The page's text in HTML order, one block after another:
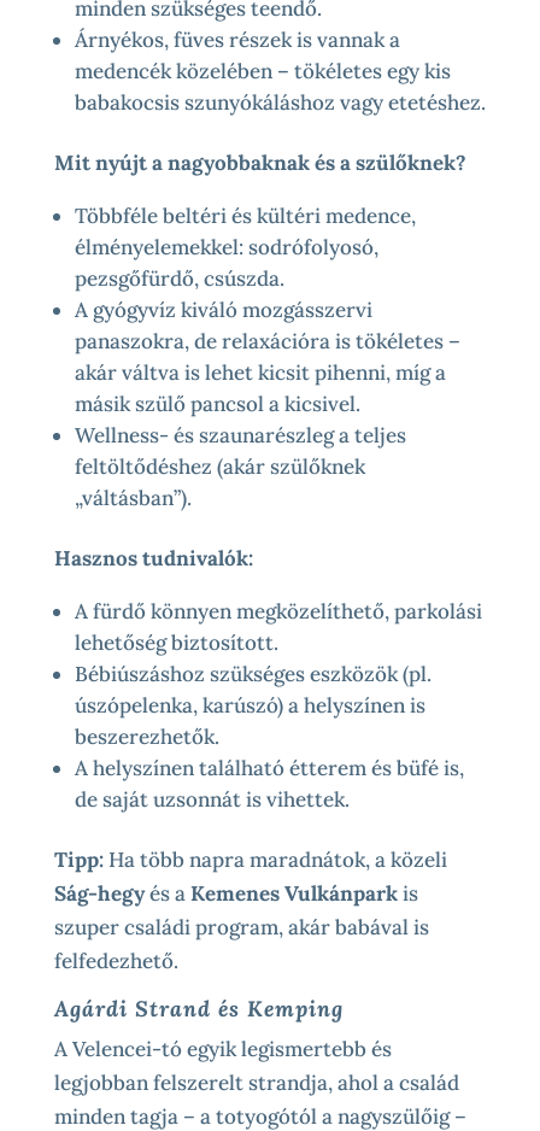
minden szükséges teendő.
Árnyékos, füves részek is vannak a
medencék közelében – tökéletes egy kis
babakocsis szunyókáláshoz vagy etetéshez.
Mit nyújt a nagyobbaknak és a szülőknek?
Többféle beltéri és kültéri medence,
élményelemekkel: sodrófolyosó,
pezsgőfürdő, csúszda.
A gyógyvíz kiváló mozgásszervi
panaszokra, de relaxációra is tökéletes –
akár váltva is lehet kicsit pihenni, míg a
másik szülő pancsol a kicsivel.
Wellness- és szaunarészleg a teljes
feltöltődéshez (akár szülőknek
„váltásban”).
Hasznos tudnivalók:
A fürdő könnyen megközelíthető, parkolási
lehetőség biztosított.
Bébiúszáshoz szükséges eszközök (pl.
úszópelenka, karúszó) a helyszínen is
beszerezhetők.
A helyszínen található étterem és büfé is,
de saját uzsonnát is vihettek.
Tipp:Ha több napra maradnátok, a közeli
Ság-hegyés aKemenes Vulkánparkis
szuper családi program, akár babával is
felfedezhető.
Agárdi Strand és Kemping
A Velencei-tó egyik legismertebb és
legjobban felszerelt strandja, ahol a család
minden tagja – a totyogótól a nagyszülőig –